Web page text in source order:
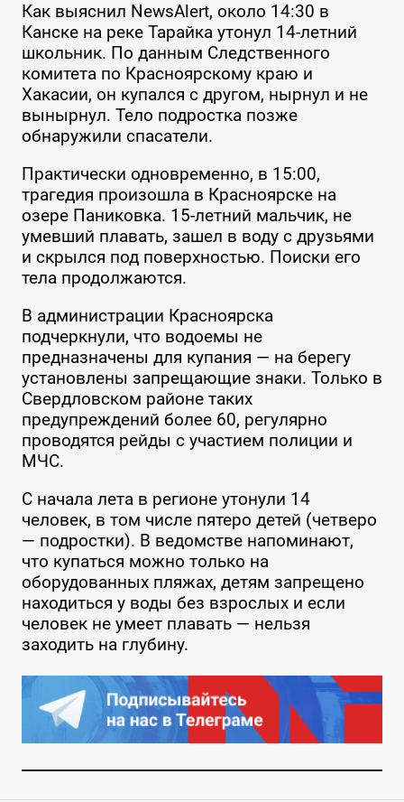
Как выяснил NewsAlert, около 14:30 в
Канске на реке Тарайка утонул 14-летний
школьник. По данным Следственного
комитета по Красноярскому краю и
Хакасии, он купался с другом, нырнул и не
вынырнул. Тело подростка позже
обнаружили спасатели.
Практически одновременно, в 15:00,
трагедия произошла в Красноярске на
озере Паниковка. 15-летний мальчик, не
умевший плавать, зашел в воду с друзьями
и скрылся под поверхностью. Поиски его
тела продолжаются.
В администрации Красноярска
подчеркнули, что водоемы не
предназначены для купания — на берегу
установлены запрещающие знаки. Только в
Свердловском районе таких
предупреждений более 60, регулярно
проводятся рейды с участием полиции и
МЧС.
С начала лета в регионе утонули 14
человек, в том числе пятеро детей (четверо
— подростки). В ведомстве напоминают,
что купаться можно только на
оборудованных пляжах, детям запрещено
находиться у воды без взрослых и если
человек не умеет плавать — нельзя
заходить на глубину.